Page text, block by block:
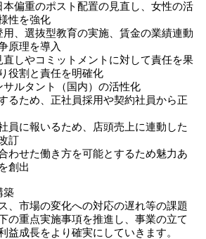
本偏重のポスト配置の見直し、女性の活
性を強化
、選抜型教育の実施、賃金の業績連動
原理を導入
しやコミットメントに対して責任を果
役割と責任を明確化
ルタント（国内）の活性化
るため、正社員採用や契約社員から正
員に報いるため、店頭売上に連動した
訂
わせた働き方を可能とするため魅力あ
創出
築
、市場の変化への対応の遅れ等の課題
の重点実施事項を推進し、事業の立て
益成長をより確実にしていきます。